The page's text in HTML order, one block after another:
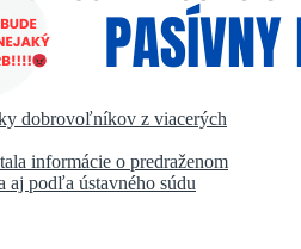
dobrovoľníkov z viacerých
informácie o predraženom
aj podľa ústavného súdu